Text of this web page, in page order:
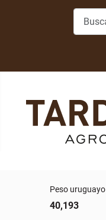
Buscar
Peso uruguayo
40,193